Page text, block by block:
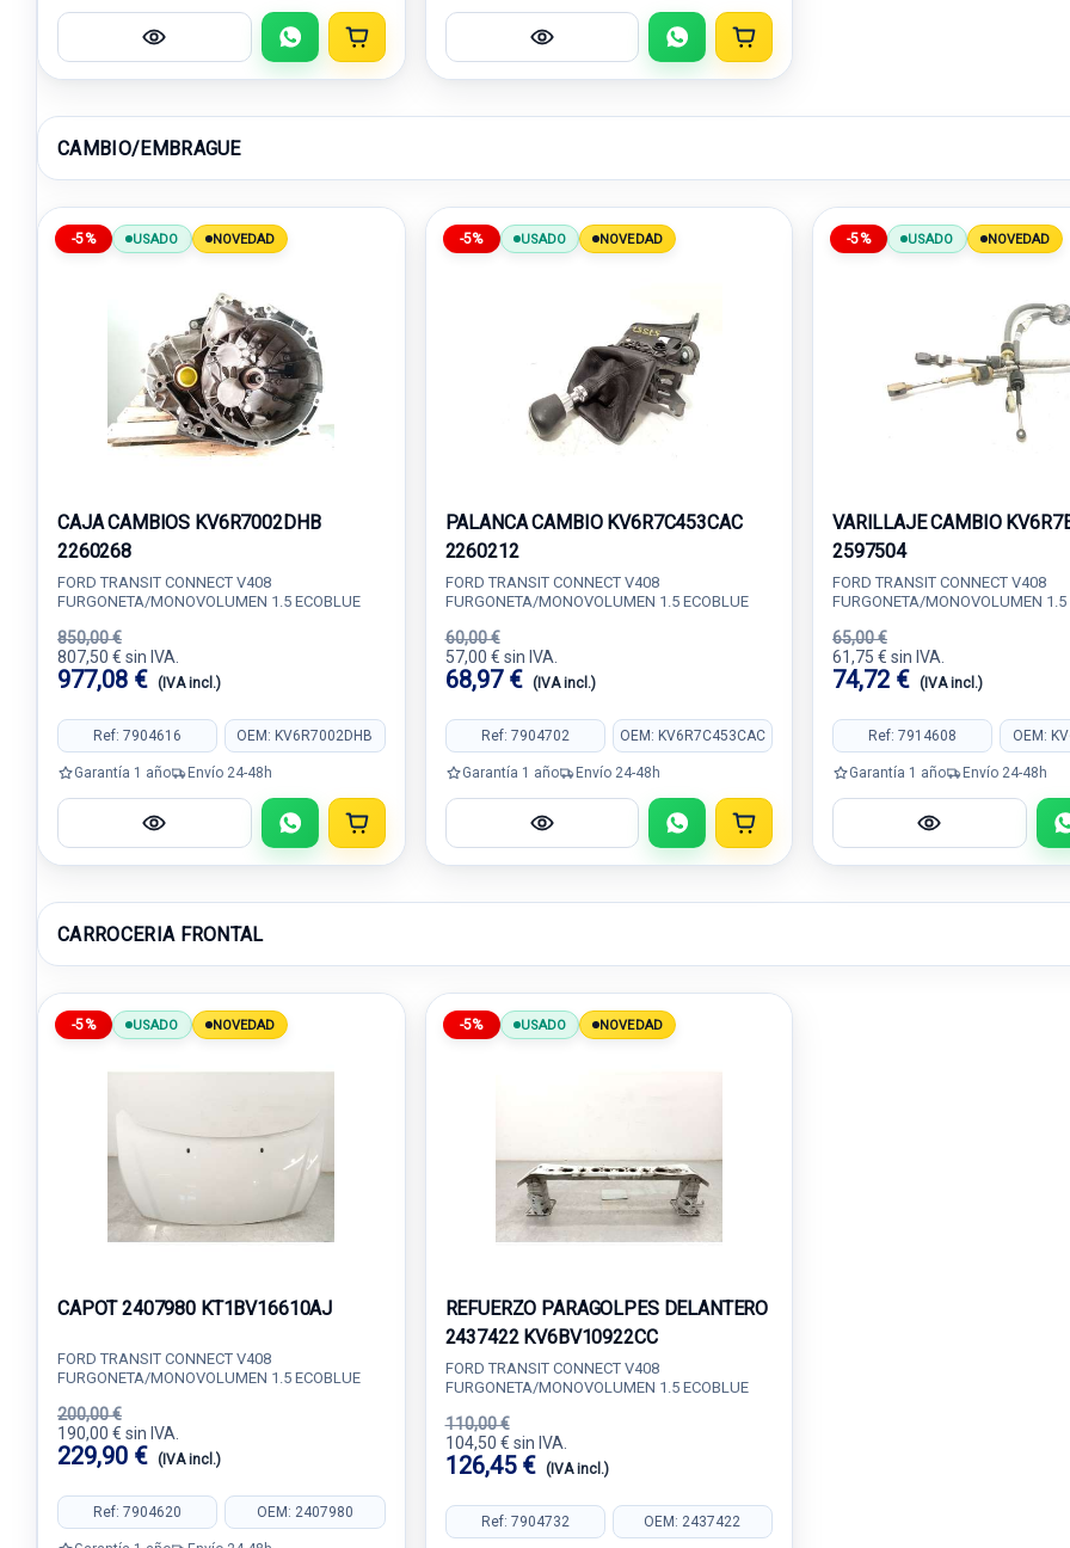
CAMBIO/EMBRAGUE
-5% USADO NOVEDAD
CAJA CAMBIOS KV6R7002DHB
2260268
FORD TRANSIT CONNECT V408
FURGONETA/MONOVOLUMEN 1.5 ECOBLUE
850,00 €
807,50 € sin IVA.
977,08 € (IVA incl.)
Ref: 7904616 OEM: KV6R7002DHB
Garantía 1 año Envío 24-48h
-5% USADO NOVEDAD
PALANCA CAMBIO KV6R7C453CAC
2260212
FORD TRANSIT CONNECT V408
FURGONETA/MONOVOLUMEN 1.5 ECOBLUE
60,00 €
57,00 € sin IVA.
68,97 € (IVA incl.)
Ref: 7904702 OEM: KV6R7C453CAC
Garantía 1 año Envío 24-48h
-5% USADO NOVEDAD
VARILLAJE CAMBIO
2597504
FORD TRANSIT CONNECT V408
FURGONETA/MONOVOLUMEN 1.5
65,00 €
61,75 € sin IVA.
74,72 € (IVA incl.)
Ref: 7914608 OEM:
Garantía 1 año Envío 24-48h
CARROCERIA FRONTAL
-5% USADO NOVEDAD
CAPOT 2407980 KT1BV16610AJ
FORD TRANSIT CONNECT V408
FURGONETA/MONOVOLUMEN 1.5 ECOBLUE
200,00 €
190,00 € sin IVA.
229,90 € (IVA incl.)
Ref: 7904620 OEM: 2407980
-5% USADO NOVEDAD
REFUERZO PARAGOLPES DELANTERO
2437422 KV6BV10922CC
FORD TRANSIT CONNECT V408
FURGONETA/MONOVOLUMEN 1.5 ECOBLUE
110,00 €
104,50 € sin IVA.
126,45 € (IVA incl.)
Ref: 7904732 OEM: 2437422